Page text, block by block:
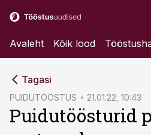
Avaleht Kõik lood
Tagasi
PUIDUTÖÖSTUS 21.01.22, 10:43
Puidutöösturid